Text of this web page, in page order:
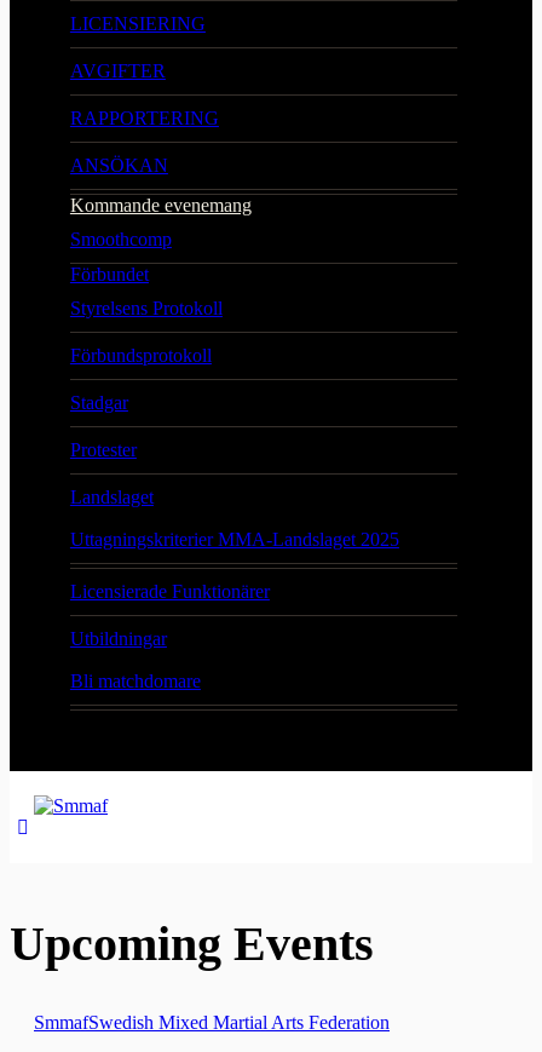
LICENSIERING
AVGIFTER
RAPPORTERING
ANSÖKAN
Kommande evenemang
Smoothcomp
Förbundet
Styrelsens Protokoll
Förbundsprotokoll
Stadgar
Protester
Landslaget
Uttagningskriterier MMA-Landslaget 2025
Licensierade Funktionärer
Utbildningar
Bli matchdomare
Upcoming Events
SmmafSwedish Mixed Martial Arts Federation